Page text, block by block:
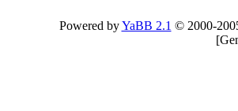
Powered byYaBB 2.1 © 2000-
[